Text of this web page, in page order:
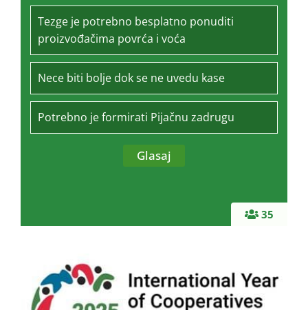
35
Tezge je potrebno besplatno ponuditi
proizvođačima povrća i voća
Nece biti bolje dok se ne uvedu kase
Potrebno je formirati Pijačnu zadrugu